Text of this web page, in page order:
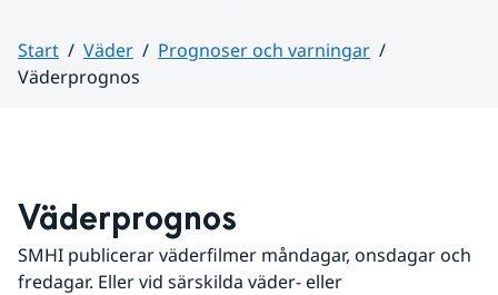
Start Väder
Prognoser och varningar
Väderprognos
Väderprognos
SMHI publicerar väderfilmer måndagar, onsdagar och
fredagar. Eller vid särskilda väder- eller